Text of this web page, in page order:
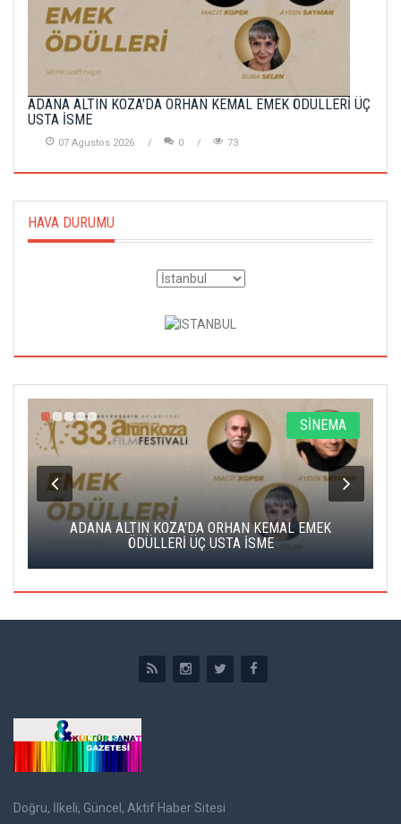
ADANA ALTIN KOZA'DA ORHAN KEMAL EMEK ÖDÜLLERİ ÜÇ
USTA İSME
07 Agustos 2026 0 73
HAVA DURUMU
SİNEMA
ADANA ALTIN KOZA'DA ORHAN KEMAL EMEK
ÖDÜLLERİ ÜÇ USTA İSME
Doğru, İlkeli, Güncel, Aktif Haber Sitesi